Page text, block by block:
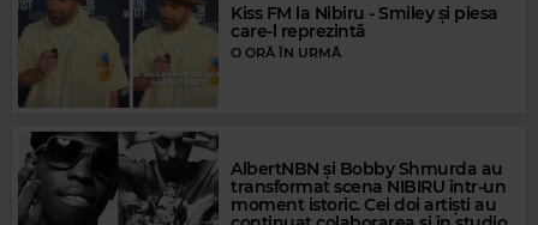
Kiss FM la Nibiru - Smiley și piesa
care-l reprezintă
O ORĂ ÎN URMĂ
AlbertNBN și Bobby Shmurda au
transformat scena NIBIRU într-un
moment istoric. Cei doi artiști au